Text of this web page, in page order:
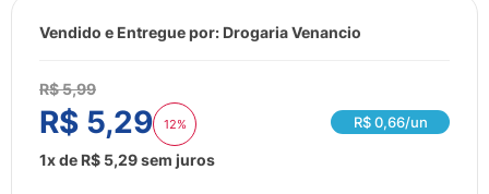
Vendido e Entregue por: Drogaria Venancio
R$5,99
R$ 5,29 12% R$0,66/un
1x de R$ 5,29sem juros
8º
esmalte
10º fralda